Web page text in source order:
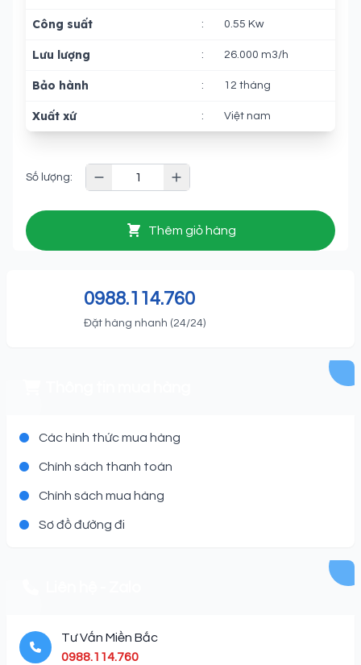
Công suất : 0.55 Kw
Lưu lượng : 26.000 m3/h
Bảo hành : 12 tháng
Xuất xứ : Việt nam
Số lượng:
Thêm giỏ hàng
0988.114.760
Đặt hàng nhanh (24/24)
Các hình thức mua hàng
Chính sách thanh toán
Chính sách mua hàng
Sơ đồ đường đi
Tư Vấn Miền Bắc
0988.114.760